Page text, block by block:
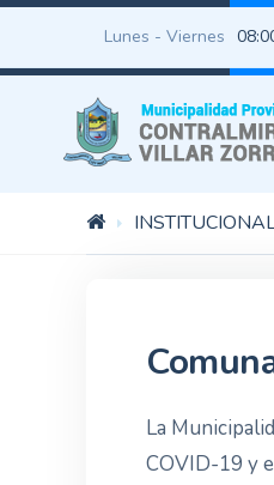
Lunes - Viernes
La
COVID-19 y